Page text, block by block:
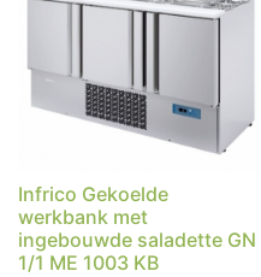
Infrico Gekoelde
werkbank met
ingebouwde saladette GN
1/1 ME 1003 KB